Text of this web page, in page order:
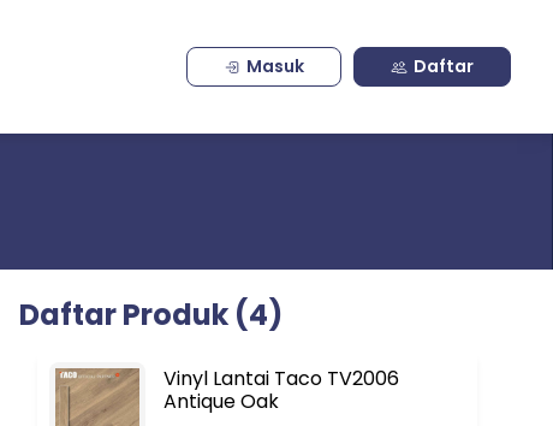
Masuk Daftar
Daftar Produk (4)
Vinyl Lantai Taco TV2006
Antique Oak